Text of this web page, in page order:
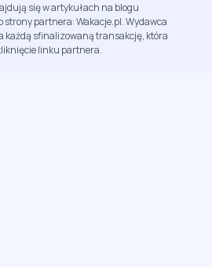
się w artykułach na blogu
strony partnera: Wakacje.pl. Wydawca
każdą sfinalizowaną transakcję, która
linku partnera.